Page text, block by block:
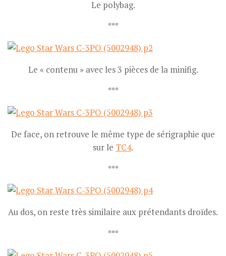
Le polybag.
***
Le « contenu » avec les 3 pièces de la minifig.
***
De face, on retrouve le même type de sérigraphie que
sur le TC4.
***
Au dos, on reste très similaire aux prétendants droïdes.
***